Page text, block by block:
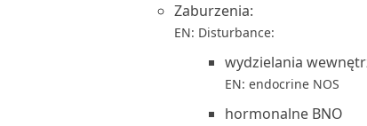
Zaburzenia:
EN: Disturbance:
wydzielania
EN: endocrine NOS
hormonalne BNO